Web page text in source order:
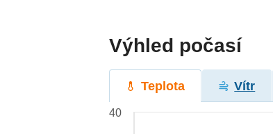
Výhled počasí
Teplota Vítr
40